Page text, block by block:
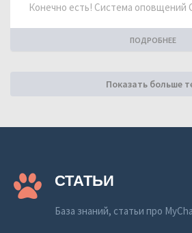
Конечно есть! Система
ПОДРОБНЕЕ
Показать больше
СТАТЬИ
База знаний, статьи про